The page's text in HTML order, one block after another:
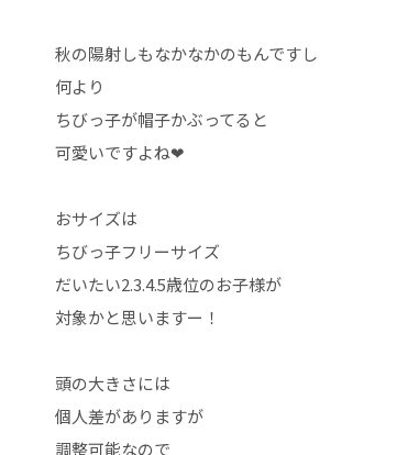
秋の陽射しもなかなかのもんですし
何より
ちびっ子が帽子かぶってると
可愛いですよね❤︎
おサイズは
ちびっ子フリーサイズ
だいたい2.3.4.5歳位のお子様が
対象かと思いますー！
頭の大きさには
個人差がありますが
調整可能なので